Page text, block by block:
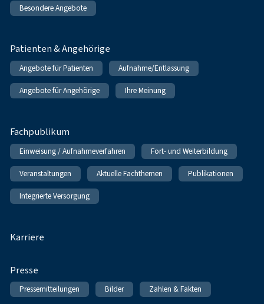
Besondere Angebote
Patienten & Angehörige
Angebote für Patienten Aufnahme/Entlassung
Angebote für Angehörige Ihre Meinung
Fachpublikum
Einweisung / Aufnahmeverfahren Fort- und Weiterbildung
Veranstaltungen Aktuelle Fachthemen Publikationen
Integrierte Versorgung
Karriere
Presse
Pressemitteilungen Bilder Zahlen & Fakten